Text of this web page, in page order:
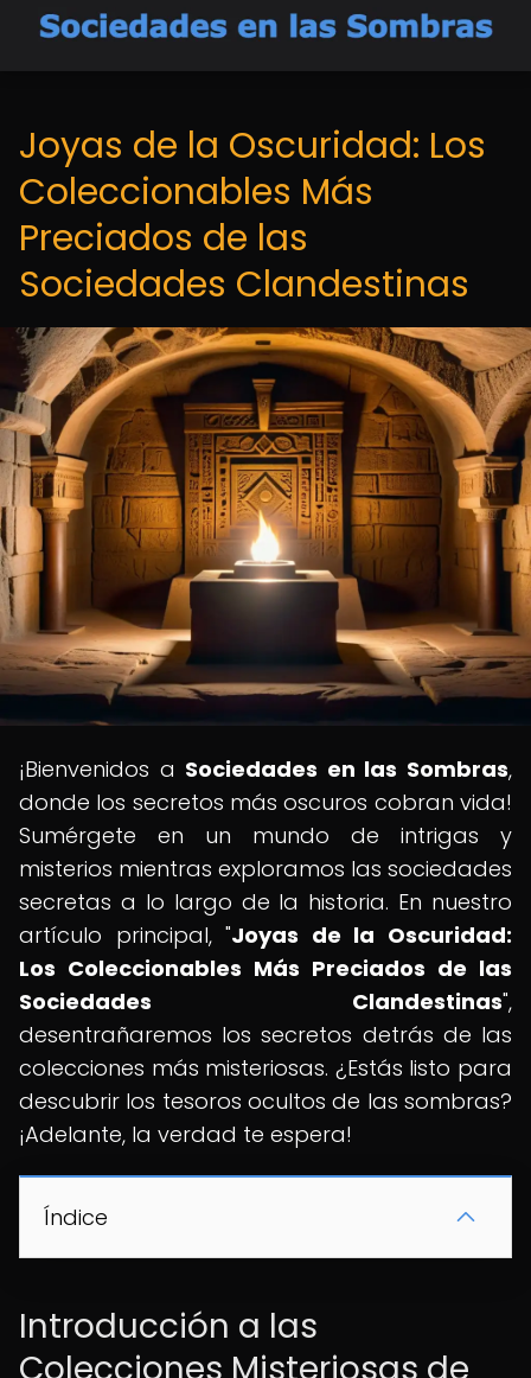
Joyas de la Oscuridad: Los
Coleccionables Más
Preciados de las
Sociedades Clandestinas
¡Bienvenidos a Sociedades en las Sombras,
donde los secretos más oscuros cobran vida!
Sumérgete en un mundo de intrigas y
misterios mientras exploramos las sociedades
secretas a lo largo de la historia. En nuestro
artículo principal, "Joyas de la Oscuridad:
Los Coleccionables Más Preciados de las
Sociedades Clandestinas",
desentrañaremos los secretos detrás de las
colecciones más misteriosas. ¿Estás listo para
descubrir los tesoros ocultos de las sombras?
¡Adelante, la verdad te espera!
Índice
Introducción a las